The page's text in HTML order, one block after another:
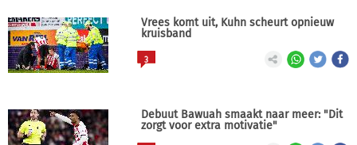
Vrees komt uit, Kuhn scheurt opnieuw
kruisband
3
Debuut Bawuah smaakt naar meer: "Dit
zorgt voor extra motivatie"